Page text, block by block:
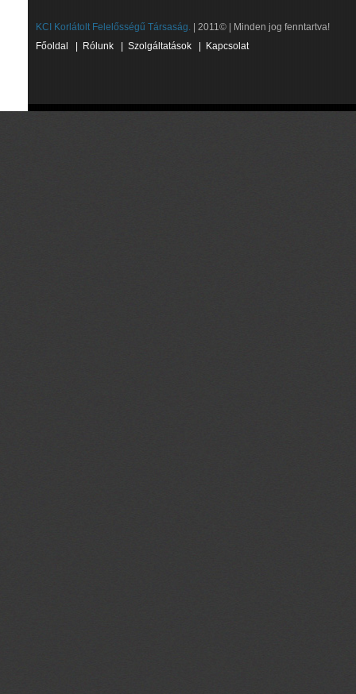
KCI Korlátolt Felelősségű Társaság. | 2011© | Minden jog fenntartva!
Főoldal
Rólunk Szolgáltatások Kapcsolat